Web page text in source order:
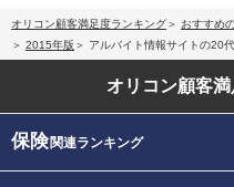
オリコン顧客満足度ランキング
おすすめ
2015年版
アルバイト情報サイトの20
オリコン顧客
保険関連ランキング